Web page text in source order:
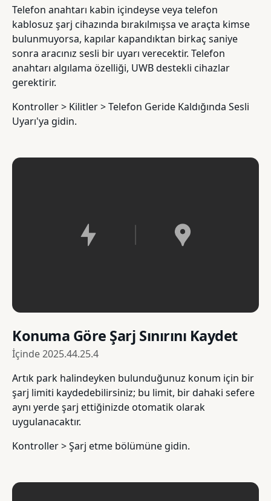
Telefon anahtarı kabin içindeyse veya telefon
kablosuz şarj cihazında bırakılmışsa ve araçta kimse
bulunmuyorsa, kapılar kapandıktan birkaç saniye
sonra aracınız sesli bir uyarı verecektir. Telefon
anahtarı algılama özelliği, UWB destekli cihazlar
gerektirir.
Kontroller > Kilitler > Telefon Geride Kaldığında Sesli
Uyarı'ya gidin.
Konuma Göre Şarj Sınırını Kaydet
İçinde2025.44.25.4
Artık park halindeyken bulunduğunuz konum için bir
şarj limiti kaydedebilirsiniz; bu limit, bir dahaki sefere
aynı yerde şarj ettiğinizde otomatik olarak
uygulanacaktır.
Kontroller > Şarj etme bölümüne gidin.